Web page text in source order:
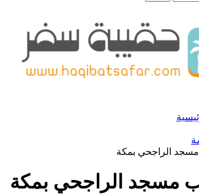
الراجحي بمكة
مسجد الراجحي بمكة